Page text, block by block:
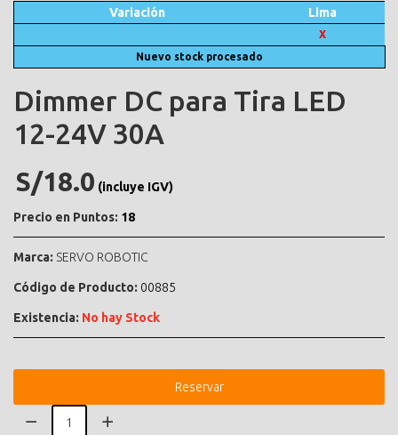
Variación Lima
X
Nuevo stock procesado
Dimmer DC para Tira LED
12-24V 30A
S/18.0 (incluye IGV)
Precio en Puntos: 18
Marca: SERVO ROBOTIC
Código de Producto: 00885
Existencia: No hay Stock
Reservar